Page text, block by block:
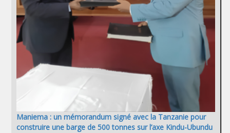
Maniema : un mémorandum signé avec la Tanzanie pour
construire une barge de 500 tonnes sur l’axe Kindu-Ubundu